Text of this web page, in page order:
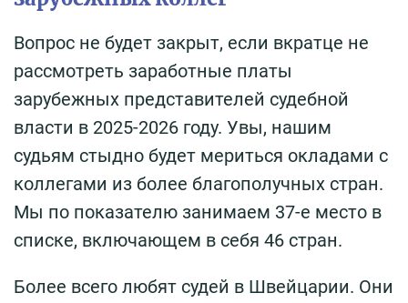
Вопрос не будет закрыт, если вкратце не
рассмотреть заработные платы
зарубежных представителей судебной
власти в 2025-2026 году. Увы, нашим
судьям стыдно будет мериться окладами с
коллегами из более благополучных стран.
Мы по показателю занимаем 37-е место в
списке, включающем в себя 46 стран.
Более всего любят судей в Швейцарии. Они